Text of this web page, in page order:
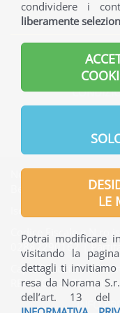
Norama S.r.l. |
Iscritta presso
Codice Fiscale e N.ro
02882290162 |
Capitale Sociale
REA: BG-330736 |
INFO
condividere i
liberamente
LE
Potrai modificare
visitando la pagina
dettagli ti invitiamo
resa da Norama
dell’art. 13 del